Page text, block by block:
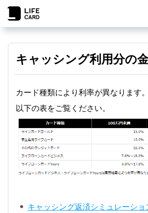
キャッシング利用分の
カード種類により利率が異なります。
以下の表をご覧ください。
キャッシング返済シミュレーシ